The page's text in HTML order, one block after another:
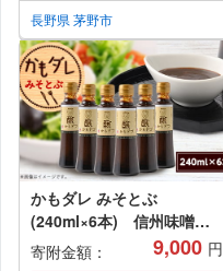
長野県 茅野市
かもダレ みそとぶ
(240ml×6本) 信州味噌の
丸井伊藤商店【1576522】
寄附金額： 9,000 円